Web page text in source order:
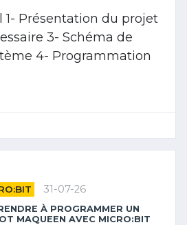
1- Présentation du projet
3- Schéma de
4- Programmation
31-07-26
À PROGRAMMER UN
MAQUEEN AVEC MICRO:BIT